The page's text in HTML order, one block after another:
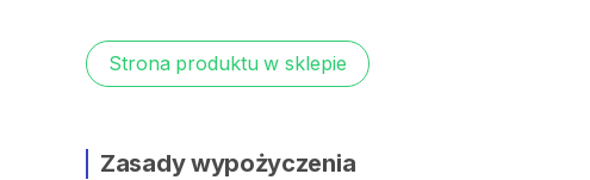
Strona produktu w sklepie
Zasady wypożyczenia